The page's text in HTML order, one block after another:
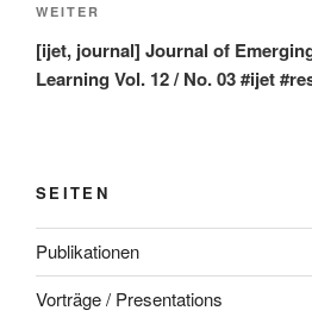
Nächster
Beitrag
WEITER
[ijet, journal] Journal of
Learning Vol. 12 / No. 03 #ijet
SEITEN
Publikationen
Vorträge / Presentations